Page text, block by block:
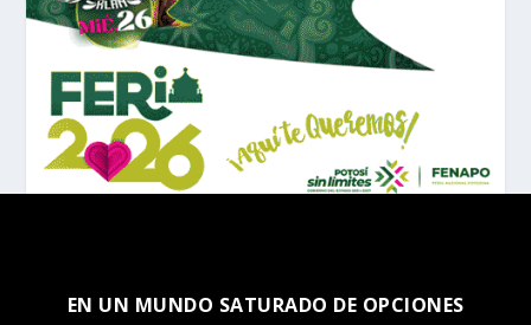
EN UN MUNDO SATURADO DE OPCIONES